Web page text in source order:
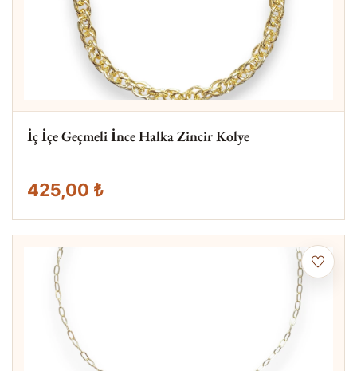
İç İçe Geçmeli İnce Halka Zincir Kolye
425,00 ₺